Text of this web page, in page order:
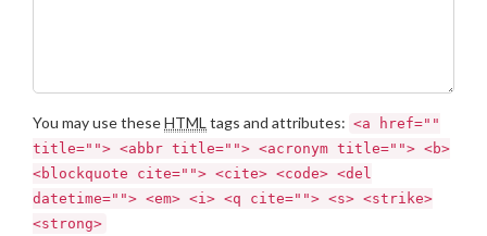
You may use theseHTML tags and attributes: <a href=""
title=""> <abbr title=""> <acronym title=""> <b>
<blockquote cite=""> <cite> <code> <del
datetime=""> <em> <i> <q cite=""> <s> <strike>
<strong>